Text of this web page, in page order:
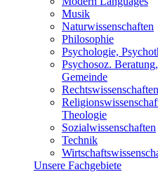
Musik
Naturwissenschaften
Philosophie
Psychologie,
Psychosoz.
Gemeinde
Rechtswissenschaften
Theologie
Sozialwissenschaften
Technik
Unsere Fachgebiete